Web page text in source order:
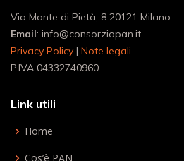
Via Monte di Pietà, 8 20121 Milano
Email: info@consorziopan.it
Privacy Policy | Note legali
P.IVA 04332740960
Link utili
Home
Cos’è PAN